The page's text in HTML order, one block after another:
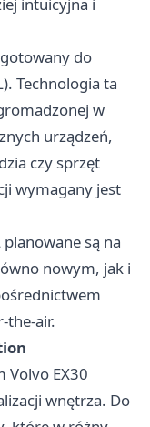
do
Technologia ta
w
urządzeń,
czy sprzęt
wymagany jest
są na
nowym, jak i
the-air.
EX30
wnętrza. Do